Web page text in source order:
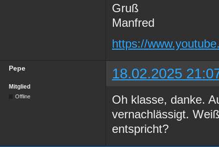
Gruß
Manfred
https://
Pepe 18.02.2025
Mitglied
Offline
Oh klasse, danke.
vernachlässigt.
entspricht?